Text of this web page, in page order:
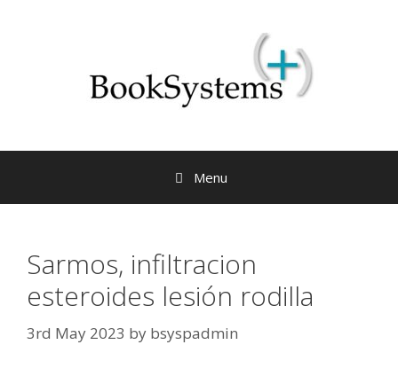
Menu
Sarmos, infiltracion
esteroides lesión rodilla
3rd May 2023 by bsyspadmin